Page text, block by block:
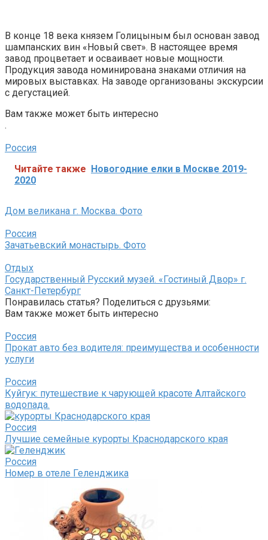
В конце 18 века князем Голицыным был основан завод
шампанских вин «Новый свет». В настоящее время
завод процветает и осваивает новые мощности.
Продукция завода номинирована знаками отличия на
мировых выставках. На заводе организованы экскурсии
с дегустацией.
Вам также может быть интересно
.
Россия
Читайте также Новогодние елки в Москве 2019-
2020
Дом великана г. Москва. Фото
Россия
Зачатьевский монастырь. Фото
Отдых
Государственный Русский музей. «Гостиный Двор» г.
Санкт-Петербург
Понравилась статья? Поделиться с друзьями:
Вам также может быть интересно
Россия
Прокат авто без водителя: преимущества и особенности
услуги
Россия
Куйгук: путешествие к чарующей красоте Алтайского
водопада.
Россия
Лучшие семейные курорты Краснодарского края
Россия
Номер в отеле Геленджика